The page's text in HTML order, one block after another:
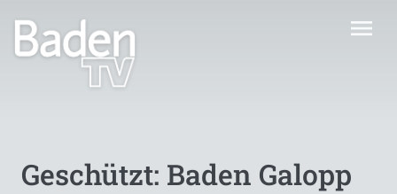
menu
Geschützt: Baden Galopp